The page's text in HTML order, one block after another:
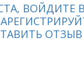
ВОЙДИТЕ
ОТЗЫВ